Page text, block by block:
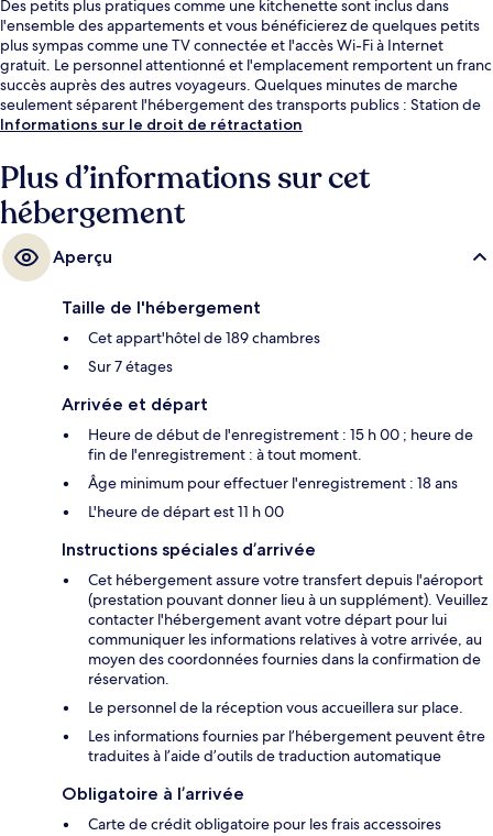
Des petits plus pratiques comme une kitchenette sont inclus dans
l'ensemble des appartements et vous bénéficierez de quelques petits
plus sympas comme une TV connectée et l'accès Wi-Fi à Internet
gratuit. Le personnel attentionné et l'emplacement remportent un franc
succès auprès des autres voyageurs. Quelques minutes de marche
seulement séparent l'hébergement des transports publics : Station de
métro Châtelet est accessible en quelques foulées et Station de métro
Informations sur le droit de rétractation
Plus d’informations sur cet
hébergement
Aperçu
Taille de l'hébergement
Cet appart'hôtel de 189 chambres
Sur 7 étages
Arrivée et départ
Heure de début de l'enregistrement : 15 h 00 ; heure de
fin de l'enregistrement : à tout moment.
Âge minimum pour effectuer l'enregistrement : 18 ans
L'heure de départ est 11 h 00
Instructions spéciales d’arrivée
Cet hébergement assure votre transfert depuis l'aéroport
(prestation pouvant donner lieu à un supplément). Veuillez
contacter l'hébergement avant votre départ pour lui
communiquer les informations relatives à votre arrivée, au
moyen des coordonnées fournies dans la confirmation de
réservation.
Le personnel de la réception vous accueillera sur place.
Les informations fournies par l’hébergement peuvent être
traduites à l’aide d’outils de traduction automatique
Obligatoire à l’arrivée
Carte de crédit obligatoire pour les frais accessoires